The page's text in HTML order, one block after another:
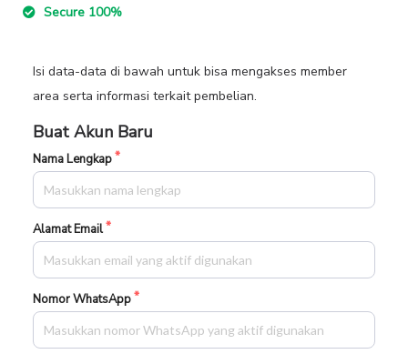
Secure 100%
Isi data-data di bawah untuk bisa mengakses member
area serta informasi terkait pembelian.
Buat Akun Baru
Nama Lengkap
Alamat Email
Nomor WhatsApp